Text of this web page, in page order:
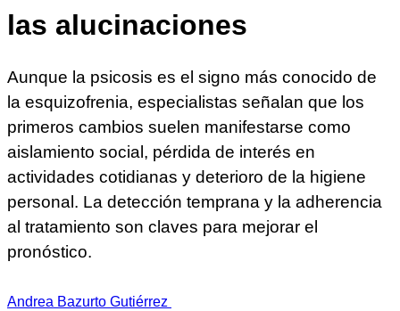
las alucinaciones
Aunque la psicosis es el signo más conocido de
la esquizofrenia, especialistas señalan que los
primeros cambios suelen manifestarse como
aislamiento social, pérdida de interés en
actividades cotidianas y deterioro de la higiene
personal. La detección temprana y la adherencia
al tratamiento son claves para mejorar el
pronóstico.
Andrea Bazurto Gutiérrez